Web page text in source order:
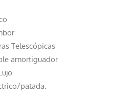
Telescópicas
amortiguador
patada.